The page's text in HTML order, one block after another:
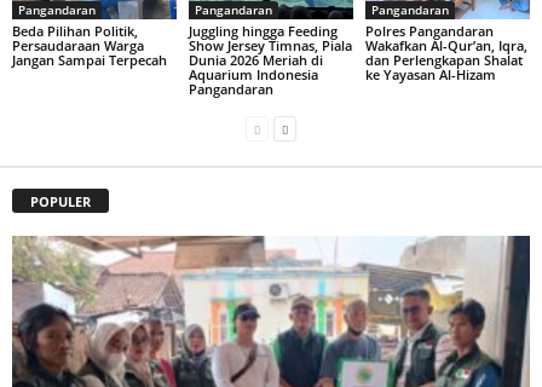
Pangandaran
Beda Pilihan Politik,
Persaudaraan Warga
Jangan Sampai Terpecah
Pangandaran
Juggling hingga Feeding
Show Jersey Timnas, Piala
Dunia 2026 Meriah di
Aquarium Indonesia
Pangandaran
Pangandaran
Polres Pangandaran
Wakafkan Al-Qur’an, Iqra,
dan Perlengkapan Shalat
ke Yayasan Al-Hizam
POPULER